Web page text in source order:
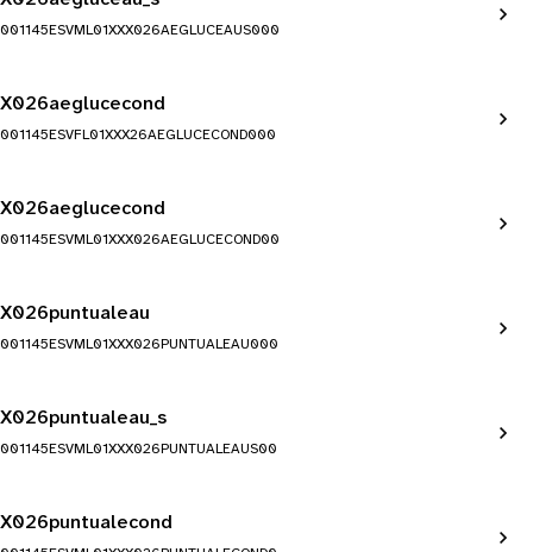
001145ESVML01XXX026AEGLUCEAUS000
X026aeglucecond
001145ESVFL01XXX26AEGLUCECOND000
X026aeglucecond
001145ESVML01XXX026AEGLUCECOND00
X026puntualeau
001145ESVML01XXX026PUNTUALEAU000
X026puntualeau_s
001145ESVML01XXX026PUNTUALEAUS00
X026puntualecond